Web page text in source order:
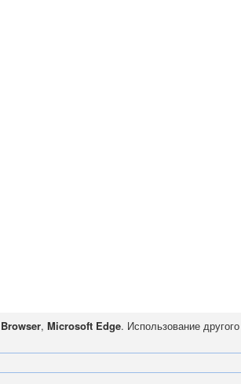
, Microsoft Edge. Использование